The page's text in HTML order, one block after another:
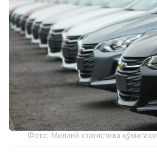
Фото: Миллий статистика қўмитаси